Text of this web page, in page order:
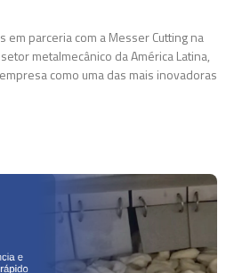
em parceria com a Messer Cutting na
metalmecânico da América Latina,
como uma das mais inovadoras